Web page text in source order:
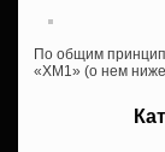
По общим
«XM1» (о нем